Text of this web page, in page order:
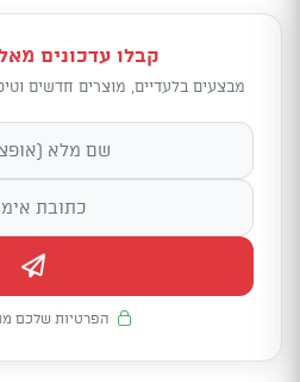
קבלו עדכונים
מבצעים בלעדיים, מוצרים חדשים
הפרטיות שלכם